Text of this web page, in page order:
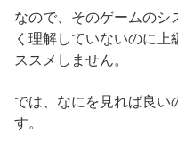
なので、そのゲームのシ
く理解していないのに
ススメしません。
では、なにを見れば良い
す。